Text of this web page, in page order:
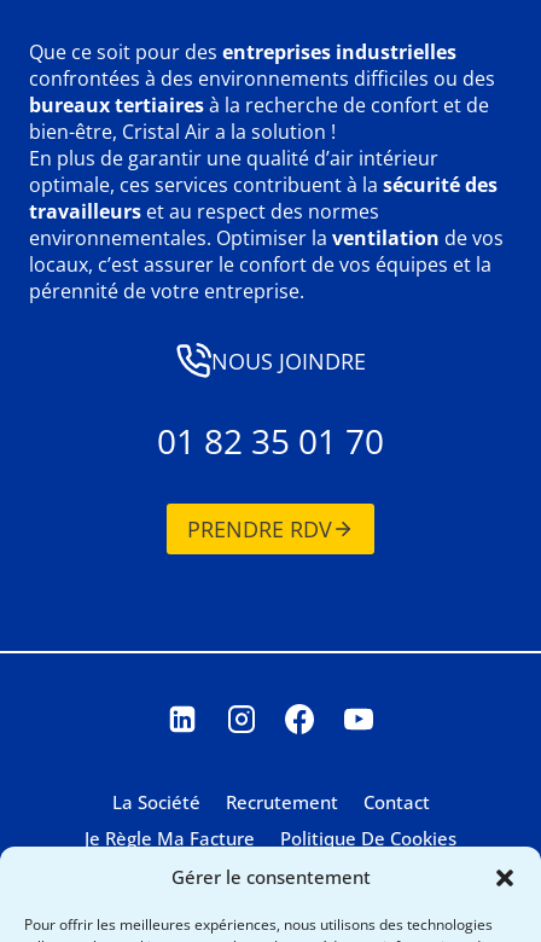
Gérer le consentement
Pour offrir les meilleures expériences, nous utilisons des technologies
Que ce soit pour des entreprises industrielles
confrontées à des environnements difficiles ou des
bureaux tertiairesà la recherche de confort et de
bien-être, Cristal Air a la solution !
En plus de garantir une qualité d’air intérieur
optimale, ces services contribuent à la sécurité des
travailleurs et au respect des normes
environnementales. Optimiser la ventilation de vos
locaux, c’est assurer le confort de vos équipes et la
pérennité de votre entreprise.
NOUS JOINDRE
01 82 35 01 70
PRENDRE RDV
La Société Recrutement
Contact
Je Règle Ma Facture
Politique De Cookies